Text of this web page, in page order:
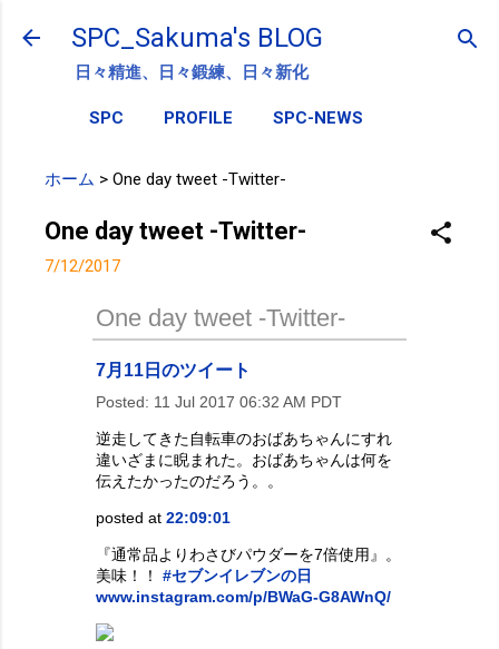
スキップしてメイン コンテンツに移動
SPC_Sakuma's BLOG
日々精進、日々鍛練、日々新化
SPC PROFILE SPC-NEWS
ホーム > One day tweet -Twitter-
One day tweet -Twitter-
7/12/2017
One day tweet -Twitter-
7月11日のツイート
Posted: 11 Jul 2017 06:32 AM PDT
逆走してきた自転車のおばあちゃんにすれ
違いざまに睨まれた。おばあちゃんは何を
伝えたかったのだろう。。
posted at 22:09:01
『通常品よりわさびパウダーを7倍使用』。
美味！！ #セブンイレブンの日
www.instagram.com/p/BWaG-G8AWnQ/